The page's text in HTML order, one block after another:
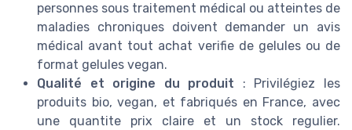
personnes sous traitement médical ou atteintes de
maladies chroniques doivent demander un avis
médical avant tout achat verifie de gelules ou de
format gelules vegan.
Qualité et origine du produit : Privilégiez les
produits bio, vegan, et fabriqués en France, avec
une quantite prix claire et un stock regulier.